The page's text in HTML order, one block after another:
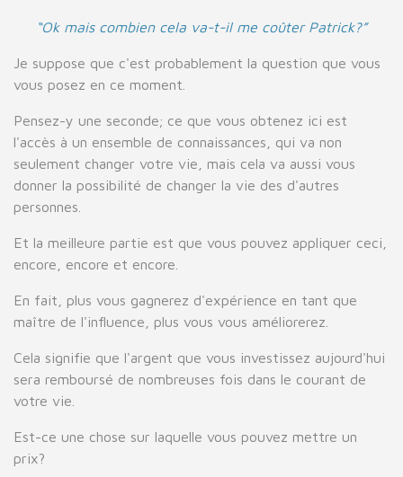
“Ok mais combien cela va-t-il me coûter Patrick?”
Je suppose que c'est probablement la question que vous
vous posez en ce moment.
Pensez-y une seconde; ce que vous obtenez ici est
l'accès à un ensemble de connaissances, qui va non
seulement changer votre vie, mais cela va aussi vous
donner la possibilité de changer la vie des d'autres
personnes.
Et la meilleure partie est que vous pouvez appliquer ceci,
encore, encore et encore.
En fait, plus vous gagnerez d'expérience en tant que
maître de l'influence, plus vous vous améliorerez.
Cela signifie que l'argent que vous investissez aujourd'hui
sera remboursé de nombreuses fois dans le courant de
votre vie.
Est-ce une chose sur laquelle vous pouvez mettre un
prix?